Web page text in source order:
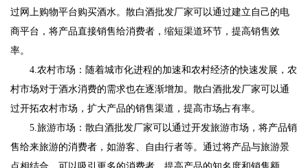
过网上购物平台购买酒水。散白酒批发厂家可以通过建立自己的电
商平台，将产品直接销售给消费者，缩短渠道环节，提高销售效
率。
4.农村市场：随着城市化进程的加速和农村经济的快速发展，农
村市场对于酒水消费的需求也在逐渐增加。散白酒批发厂家可以通
过开拓农村市场，扩大产品的销售渠道，提高市场占有率。
5.旅游市场：散白酒批发厂家可以通过开发旅游市场，将产品销
售给来旅游的消费者，如游客、自由行者等。通过将产品与旅游景